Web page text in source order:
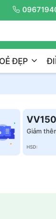
ĐẸP
VV150
Giảm
HSD: